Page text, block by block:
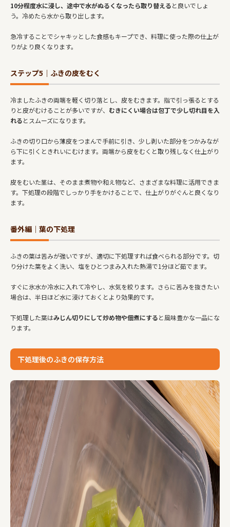
10分程度水に浸し、途中で水がぬるくなったら取り替えると良いでしょ
う。冷めたら水から取り出します。
急冷することでシャキッとした食感もキープでき、料理に使った際の仕上が
りがより良くなります。
ステップ5｜ふきの皮をむく
冷ましたふきの両端を軽く切り落とし、皮をむきます。指で引っ張るとする
りと皮がむけることが多いですが、 むきにくい場合は包丁で少し切れ目を入
れるとスムーズになります。
ふきの切り口から薄皮をつまんで手前に引き、少し剥いた部分をつかみなが
ら下に引くときれいにむけます。両端から皮をむくと取り残しなく仕上がり
ます。
皮をむいた茎は、そのまま煮物や和え物など、さまざまな料理に活用できま
す。下処理の段階でしっかり手をかけることで、仕上がりがぐんと良くなり
ます。
番外編｜葉の下処理
ふきの葉は苦みが強いですが、適切に下処理すれば食べられる部分です。切
り分けた葉をよく洗い、塩をひとつまみ入れた熱湯で1分ほど茹でます。
すぐに氷水か冷水に入れて冷やし、水気を絞ります。さらに苦みを抜きたい
場合は、半日ほど水に浸けておくとより効果的です。
下処理した葉はみじん切りにして炒め物や佃煮にすると風味豊かな一品にな
ります。
下処理後のふきの保存方法